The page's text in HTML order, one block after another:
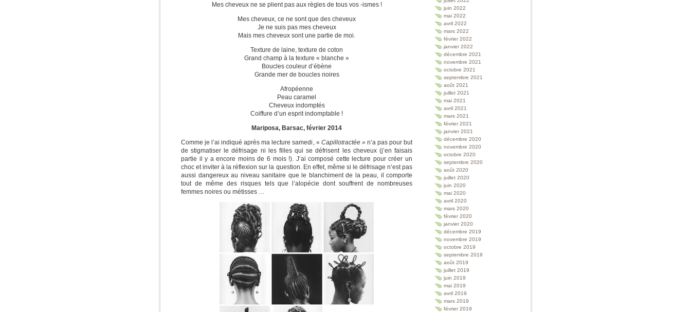
Mes cheveux ne se plient pas aux règles de tous vos -ismes !
Mes cheveux, ce ne sont que des cheveux
Je ne suis pas mes cheveux
Mais mes cheveux sont une partie de moi.
Texture de laine, texture de coton
Grand champ à la texture « blanche »
Boucles couleur d’ébène
Grande mer de boucles noires
Afropéenne
Peau caramel
Cheveux indomptés
Coiffure d’un esprit indomptable !
Mariposa, Barsac, février 2014
Comme je l’ai indiqué après ma lecture samedi, « Capillotractée »n’a pas pour but
de stigmatiser le défrisage ni les filles qui se défrisent les cheveux (j’en faisais
partie il y a encore moins de 6 mois !). J’ai composé cette lecture pour créer un
choc et inviter à la réflexion sur la question. En effet, même si le défrisage n’est pas
aussi dangereux au niveau sanitaire que le blanchiment de la peau, il comporte
tout de même des risques tels que l’alopécie dont souffrent de nombreuses
femmes noires ou métisses …
juin 2022
mai 2022
avril 2022
mars 2022
février 2022
janvier 2022
décembre 2021
novembre 2021
octobre 2021
septembre 2021
août 2021
juillet 2021
mai 2021
avril 2021
mars 2021
février 2021
janvier 2021
décembre 2020
novembre 2020
octobre 2020
septembre 2020
août 2020
juillet 2020
juin 2020
mai 2020
avril 2020
mars 2020
février 2020
janvier 2020
décembre 2019
novembre 2019
octobre 2019
septembre 2019
août 2019
juillet 2019
juin 2019
mai 2019
avril 2019
mars 2019
février 2019